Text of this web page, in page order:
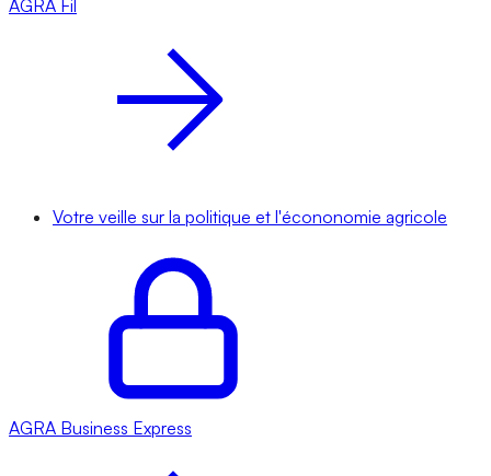
AGRA Fil
Votre veille sur la politique et l'écononomie agricole
AGRA Business Express